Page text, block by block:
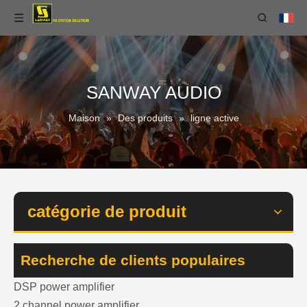
SANWAY AUDIO
Maison » Des produits » ligne active
catégorie de produit
Recherche de clients populaires
DSP power amplifier